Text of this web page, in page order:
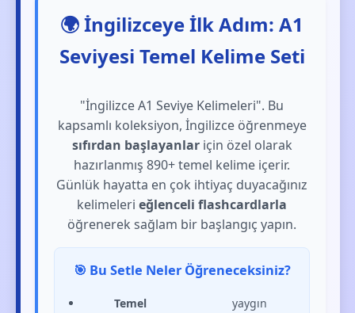
🌍 İngilizceye İlk Adım: A1
Seviyesi Temel Kelime Seti
"İngilizce A1 Seviye Kelimeleri". Bu
kapsamlı koleksiyon, İngilizce öğrenmeye
sıfırdan başlayanlariçin özel olarak
hazırlanmış 890+ temel kelime içerir.
Günlük hayatta en çok ihtiyaç duyacağınız
kelimelerieğlenceli flashcardlarla
öğrenerek sağlam bir başlangıç yapın.
🎯 Bu Setle Neler Öğreneceksiniz?
Temel
yaygın